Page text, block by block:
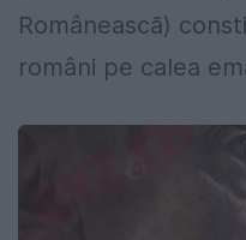
Românească)
români pe calea